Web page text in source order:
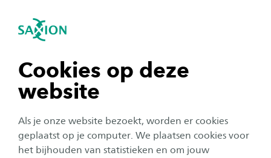
Cookies op deze
website
Als je onze website bezoekt, worden er cookies
geplaatst op je computer. We plaatsen cookies voor
het bijhouden van statistieken en om jouw
Navigatie openen
tonen
tonen
tonen
sluiten
Tweedegraads lerarenopleiding
Subnavigatie tonen
Kosten
Voor een opleiding bij Saxion moet je wettelijk
collegegeld of instellingscollegegeld voldoen.
Het standaard wettelijke collegegeld voor 2025-
2026 voor de lerarenopleiding Wiskunde
deeltijd bedraagt € 2.601.